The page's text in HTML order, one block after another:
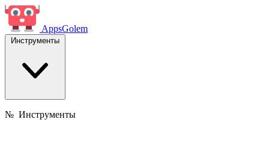
AppsGolem
Инструменты
№ Инструменты